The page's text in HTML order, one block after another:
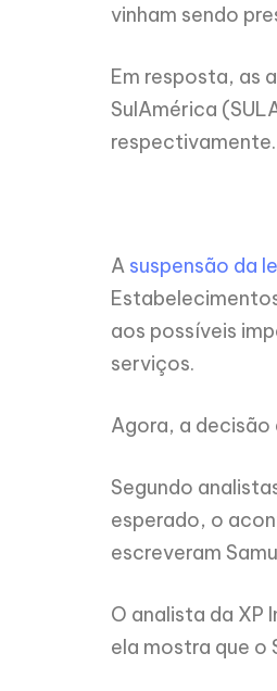
vinham sendo
Em resposta, as
SulAmérica
respectivamente.
A suspensão da
aos possíveis
serviços.
Agora, a decisão
Segundo
esperado, o
escreveram
O analista da XP
ela mostra que o